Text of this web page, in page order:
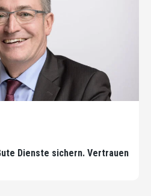
Dienste sichern. Vertrauen